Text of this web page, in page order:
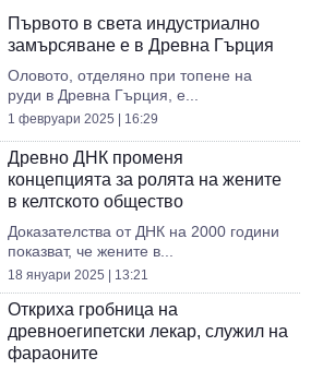
Първото в света индустриално
замърсяване е в Древна Гърция
Оловото, отделяно при топене на
руди в Древна Гърция, е...
1 февруари 2025 | 16:29
Древно ДНК променя
концепцията за ролята на жените
в келтското общество
Доказателства от ДНК на 2000 години
показват, че жените в...
18 януари 2025 | 13:21
Откриха гробница на
древноегипетски лекар, служил на
фараоните